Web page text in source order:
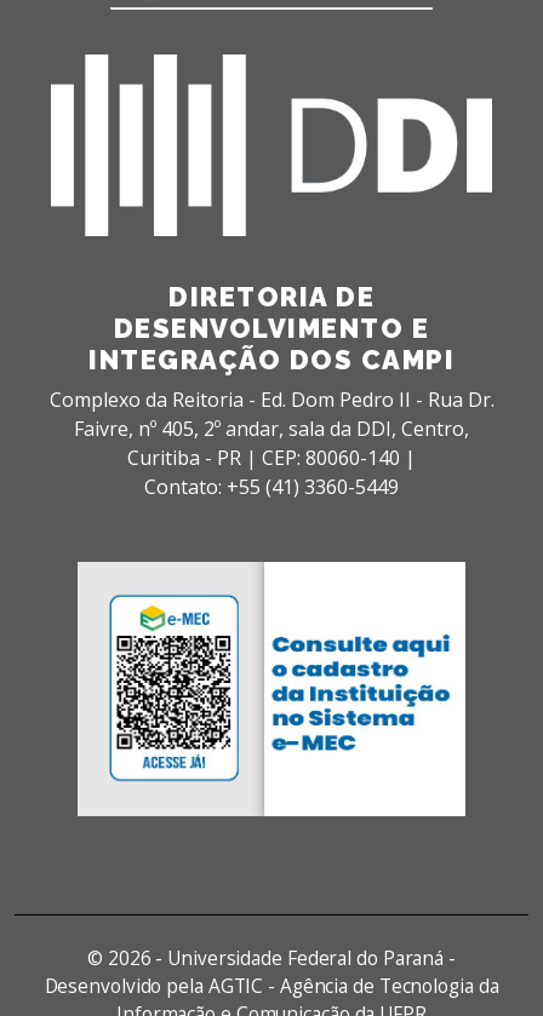
DIRETORIA DE
DESENVOLVIMENTO E
INTEGRAÇÃO DOS CAMPI
Complexo da Reitoria - Ed. Dom Pedro II - Rua Dr.
Faivre, nº 405, 2º andar, sala da DDI, Centro,
Curitiba - PR | CEP: 80060-140 |
Contato: +55 (41) 3360-5449
© 2026 - Universidade Federal do Paraná -
Desenvolvido pela AGTIC - Agência de Tecnologia da